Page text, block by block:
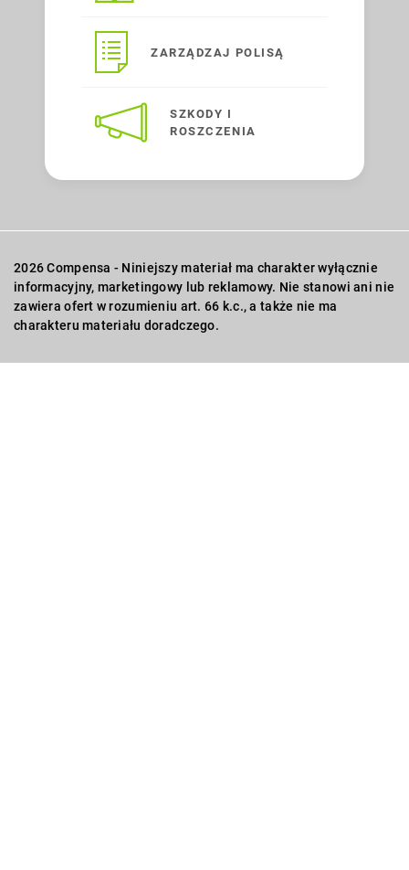
ZARZĄDZAJ POLISĄ
SZKODY I
ROSZCZENIA
2026 Compensa - Niniejszy materiał ma charakter wyłącznie
informacyjny, marketingowy lub reklamowy. Nie stanowi ani nie
zawiera ofert w rozumieniu art. 66 k.c., a także nie ma
charakteru materiału doradczego.